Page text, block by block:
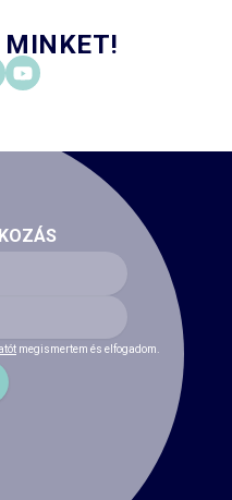
MINKET!
megismertem és elfogadom.